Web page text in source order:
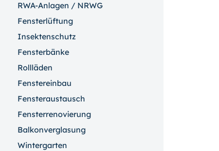
RWA-Anlagen / NRWG
Fensterlüftung
Insektenschutz
Fensterbänke
Rollläden
Fenstereinbau
Fensteraustausch
Fensterrenovierung
Balkonverglasung
Wintergarten